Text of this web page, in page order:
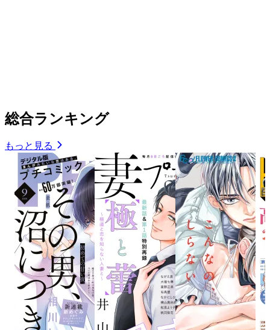
総合ランキング
もっと見る